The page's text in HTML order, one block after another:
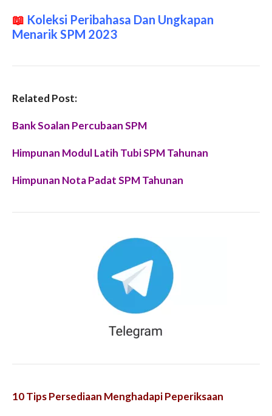
📖 Koleksi Peribahasa Dan Ungkapan
Menarik SPM 2023
Related Post:
Bank Soalan Percubaan SPM
Himpunan Modul Latih Tubi SPM Tahunan
Himpunan Nota Padat SPM Tahunan
10 Tips Persediaan Menghadapi Peperiksaan